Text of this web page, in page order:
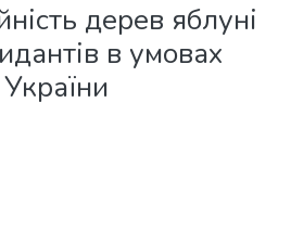
дерев яблуні
в умовах